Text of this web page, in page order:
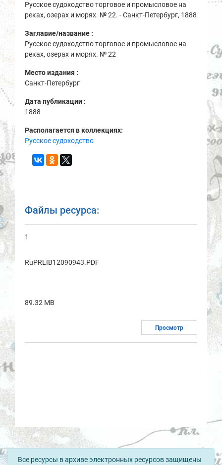
Русское судоходство торговое и промысловое на
реках, озерах и морях. № 22. - Санкт-Петербург, 1888
Заглавие/название :
Русское судоходство торговое и промысловое на
реках, озерах и морях. № 22
Место издания :
Санкт-Петербург
Дата публикации :
1888
Располагается в коллекциях:
Русское судоходство
Файлы ресурса:
1
RuPRLIB12090943.PDF
89.32 MB
Просмотр
Все ресурсы в архиве электронных ресурсов защищены